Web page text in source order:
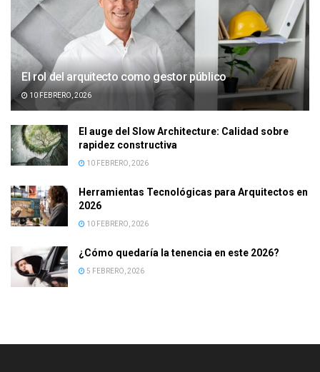
El rol del arquitecto como gestor público
10 FEBRERO, 2026
El auge del Slow Architecture: Calidad sobre
rapidez constructiva
10 FEBRERO, 2026
Herramientas Tecnológicas para Arquitectos en
2026
10 FEBRERO, 2026
¿Cómo quedaría la tenencia en este 2026?
5 FEBRERO, 2026